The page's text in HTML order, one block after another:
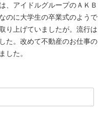
、アイドルグループのＡＫＢ
のに大学生の卒業式のようで
り上げていましたが。流行は
た。改めて不動産のお仕事の
した。